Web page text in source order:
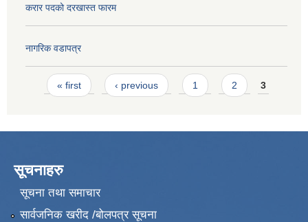
करार पदको दरखास्त फारम
नागरिक वडापत्र
Pages
« first ‹ previous 1 2 3
सूचनाहरु
सूचना तथा समाचार
सार्वजनिक खरीद /बोलपत्र सूचना